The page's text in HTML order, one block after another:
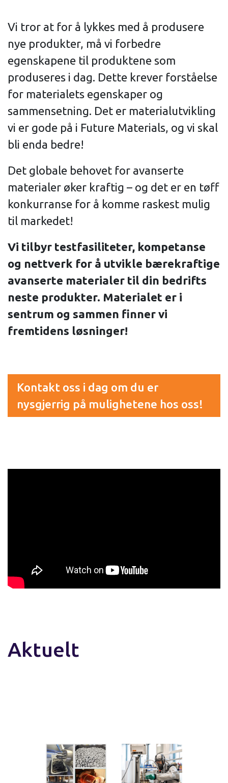
Vi tror at for å lykkes med å produsere
nye produkter, må vi forbedre
egenskapene til produktene som
produseres i dag. Dette krever forståelse
for materialets egenskaper og
sammensetning. Det er materialutvikling
vi er gode på i Future Materials, og vi skal
bli enda bedre!
Det globale behovet for avanserte
materialer øker kraftig – og det er en tøff
konkurranse for å komme raskest mulig
til markedet!
Vi tilbyr testfasiliteter, kompetanse
og nettverk for å utvikle bærekraftige
avanserte materialer til din bedrifts
neste produkter. Materialet er i
sentrum og sammen finner vi
fremtidens løsninger!
Kontakt oss i dag om du er
nysgjerrig på mulighetene hos oss!
Aktuelt